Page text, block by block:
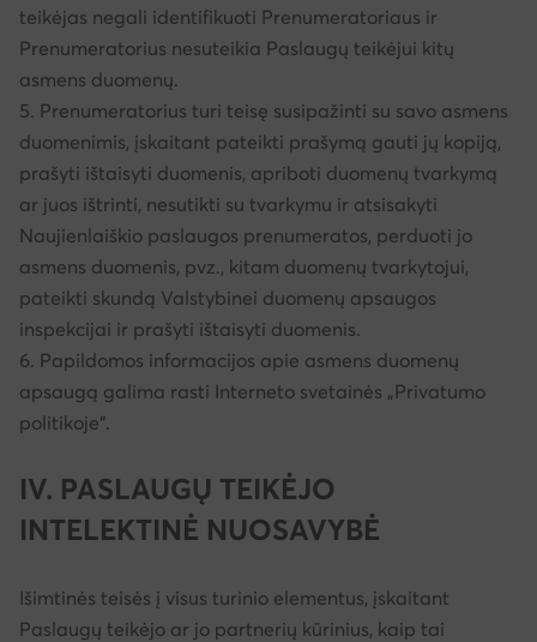
teikėjas negali identifikuoti Prenumeratoriaus ir
Prenumeratorius nesuteikia Paslaugų teikėjui kitų
asmens duomenų.
5. Prenumeratorius turi teisę susipažinti su savo asmens
duomenimis, įskaitant pateikti prašymą gauti jų kopiją,
prašyti ištaisyti duomenis, apriboti duomenų tvarkymą
ar juos ištrinti, nesutikti su tvarkymu ir atsisakyti
Naujienlaiškio paslaugos prenumeratos, perduoti jo
asmens duomenis, pvz., kitam duomenų tvarkytojui,
pateikti skundą Valstybinei duomenų apsaugos
inspekcijai ir prašyti ištaisyti duomenis.
6. Papildomos informacijos apie asmens duomenų
apsaugą galima rasti Interneto svetainės „Privatumo
politikoje“.
IV. PASLAUGŲ TEIKĖJO
INTELEKTINĖ NUOSAVYBĖ
Išimtinės teisės į visus turinio elementus, įskaitant
Paslaugų teikėjo ar jo partnerių kūrinius, kaip tai